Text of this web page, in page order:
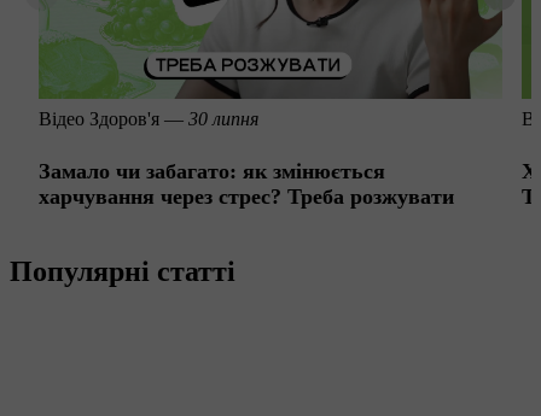
Вiдео Здоров'я — 30 липня
Замало чи забагато: як змінюється
харчування через стрес? Треба розжувати
Популярні статті